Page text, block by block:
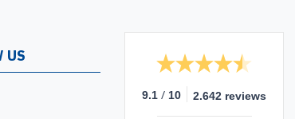
US
9.1 / 10 2.642 reviews